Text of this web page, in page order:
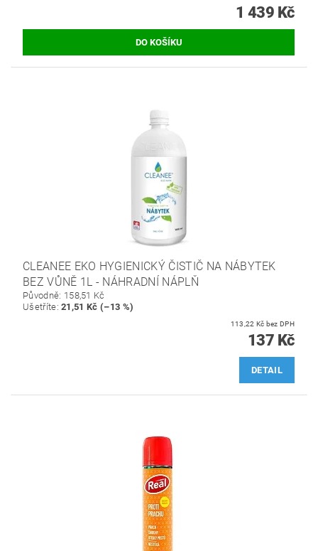
1 439 Kč
CLEANEE EKO HYGIENICKÝ ČISTIČ NA NÁBYTEK
BEZ VŮNĚ 1L - NÁHRADNÍ NÁPLŇ
Původně: 158,51 Kč
Ušetříte:21,51 Kč (–13 %)
113,22 Kč bez DPH
137 Kč
DETAIL